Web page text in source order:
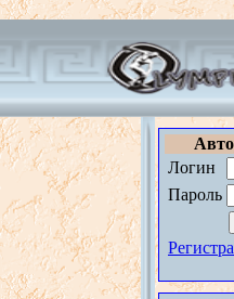
Логин
Пароль